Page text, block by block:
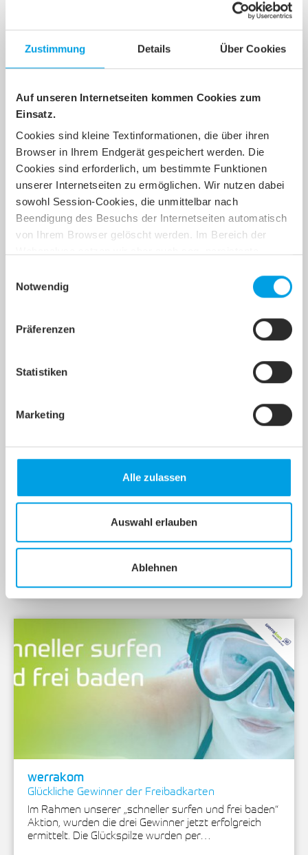
Zustimmung Details Über Cookies
Auf unseren Internetseiten kommen Cookies zum
Einsatz.
Cookies sind kleine Textinformationen, die über ihren
Browser in Ihrem Endgerät gespeichert werden. Die
Cookies sind erforderlich, um bestimmte Funktionen
unserer Internetseiten zu ermöglichen. Wir nutzen dabei
sowohl Session-Cookies, die unmittelbar nach
Beendigung des Besuchs der Internetseiten automatisch
von Ihrem Browser gelöscht werden. Im Bereich der
Besuchs unserer Internetseite gelöscht werden. Durch
Applikationen auf Ihrem Rechner installiert oder gestartet.
Notwendig
Präferenzen
Statistiken
Marketing
Alle zulassen
Auswahl erlauben
Ablehnen
werrakom
Erfolgreiche Gewerbeschau
Als schnellster Internetanbieter und Partner der
Stadt Heringen war werrakom natürlich auch auf der
Gewerbeschau 2018 vertreten.
Flächendeckender Breitbandausbau
Breitband-Zweckverband Südliches Nordfriesland
(BZSNF) erteilt den Zuschlag an net services GmbH
werrakom
Glückliche Gewinner der Freibadkarten
Im Rahmen unserer „schneller surfen und frei baden“
Aktion, wurden die drei Gewinner jetzt erfolgreich
ermittelt. Die Glückspilze wurden per…